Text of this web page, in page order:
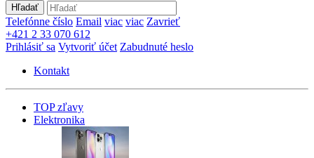
Hľadať
Telefónne číslo Email viac viac Zavrieť
+421 2 33 070 612
Prihlásiť sa Vytvoriť účet Zabudnuté heslo
Kontakt
TOP zľavy
Elektronika